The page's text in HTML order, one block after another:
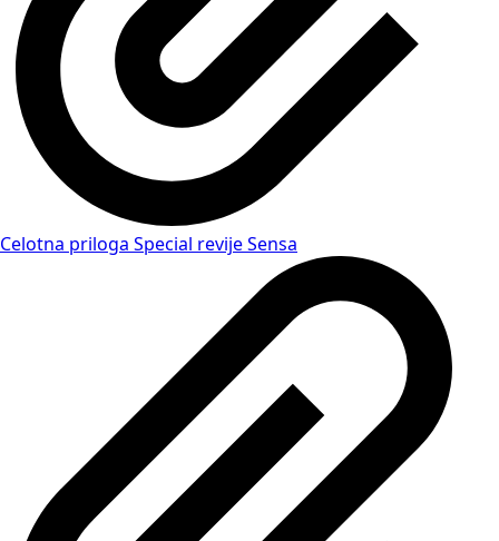
Celotna priloga Special revije Sensa